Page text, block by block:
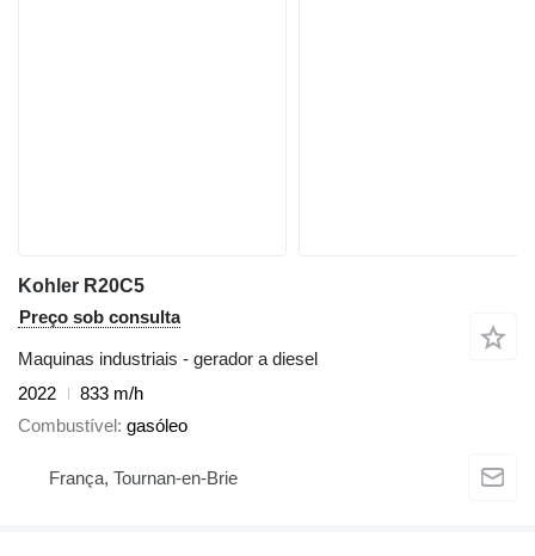
Kohler R20C5
Preço sob consulta
Maquinas industriais - gerador a diesel
2022
833 m/h
Combustível gasóleo
França, Tournan-en-Brie